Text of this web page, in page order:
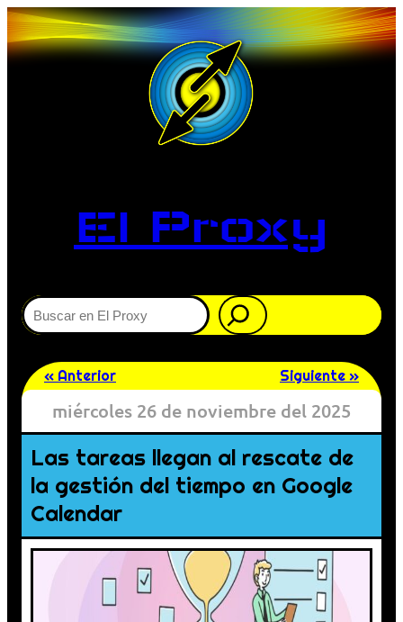
El Proxy
Buscar
« Anterior Siguiente »
miércoles 26 de noviembre del 2025
Las tareas llegan al rescate de
la gestión del tiempo en Google
Calendar